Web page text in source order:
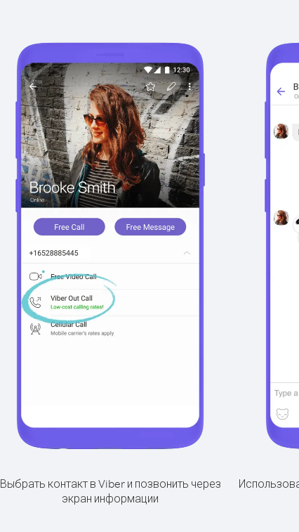
Выбрать контакт в Viber и позвонить через
экран информации